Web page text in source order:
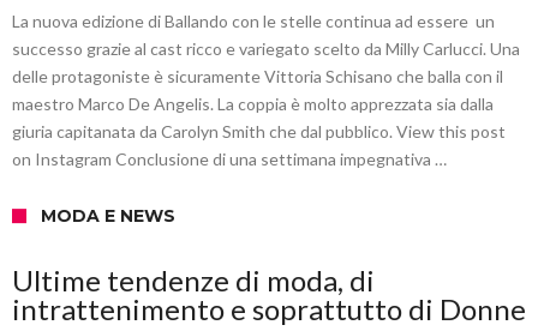
La nuova edizione di Ballando con le stelle continua ad essere un
successo grazie al cast ricco e variegato scelto da Milly Carlucci. Una
delle protagoniste è sicuramente Vittoria Schisano che balla con il
maestro Marco De Angelis. La coppia è molto apprezzata sia dalla
giuria capitanata da Carolyn Smith che dal pubblico. View this post
on Instagram Conclusione di una settimana impegnativa …
MODA E NEWS
Ultime tendenze di moda, di
intrattenimento e soprattutto di Donne